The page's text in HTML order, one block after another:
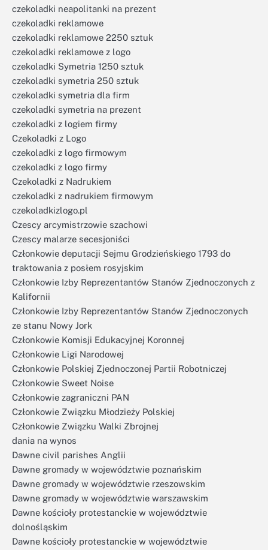
czekoladki neapolitanki na prezent
czekoladki reklamowe
czekoladki reklamowe 2250 sztuk
czekoladki reklamowe z logo
czekoladki Symetria 1250 sztuk
czekoladki symetria 250 sztuk
czekoladki symetria dla firm
czekoladki symetria na prezent
czekoladki z logiem firmy
Czekoladki z Logo
czekoladki z logo firmowym
czekoladki z logo firmy
Czekoladki z Nadrukiem
czekoladki z nadrukiem firmowym
czekoladkizlogo.pl
Czescy arcymistrzowie szachowi
Czescy malarze secesjoniści
Członkowie deputacji Sejmu Grodzieńskiego 1793 do
traktowania z posłem rosyjskim
Członkowie Izby Reprezentantów Stanów Zjednoczonych z
Kalifornii
Członkowie Izby Reprezentantów Stanów Zjednoczonych
ze stanu Nowy Jork
Członkowie Komisji Edukacyjnej Koronnej
Członkowie Ligi Narodowej
Członkowie Polskiej Zjednoczonej Partii Robotniczej
Członkowie Sweet Noise
Członkowie zagraniczni PAN
Członkowie Związku Młodzieży Polskiej
Członkowie Związku Walki Zbrojnej
dania na wynos
Dawne civil parishes Anglii
Dawne gromady w województwie poznańskim
Dawne gromady w województwie rzeszowskim
Dawne gromady w województwie warszawskim
Dawne kościoły protestanckie w województwie
dolnośląskim
Dawne kościoły protestanckie w województwie